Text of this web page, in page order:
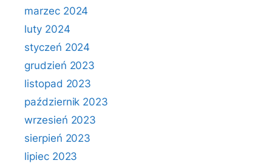
marzec 2024
luty 2024
styczeń 2024
grudzień 2023
listopad 2023
październik 2023
wrzesień 2023
sierpień 2023
lipiec 2023